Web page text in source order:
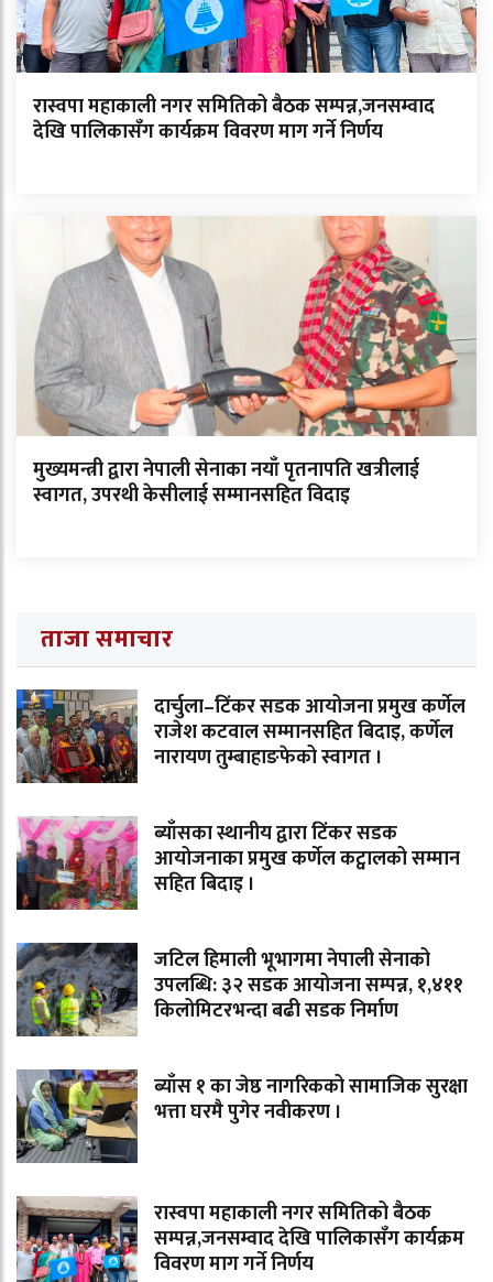
रास्वपा महाकाली नगर समितिको बैठक सम्पन्न,जनसम्वाद
देखि पालिकासँग कार्यक्रम विवरण माग गर्ने निर्णय
मुख्यमन्त्री द्वारा नेपाली सेनाका नयाँ पृतनापति खत्रीलाई
स्वागत, उपरथी केसीलाई सम्मानसहित विदाइ
ताजा समाचार
दार्चुला–टिंकर सडक आयोजना प्रमुख कर्णेल
राजेश कटवाल सम्मानसहित बिदाइ, कर्णेल
नारायण तुम्बाहाङफेको स्वागत ।
ब्याँसका स्थानीय द्वारा टिंकर सडक
आयोजनाका प्रमुख कर्णेल कट्वालको सम्मान
सहित बिदाइ ।
जटिल हिमाली भूभागमा नेपाली सेनाको
उपलब्धि: ३२ सडक आयोजना सम्पन्न, १,४११
किलोमिटरभन्दा बढी सडक निर्माण
ब्याँस १ का जेष्ठ नागरिकको सामाजिक सुरक्षा
भत्ता घरमै पुगेर नवीकरण ।
रास्वपा महाकाली नगर समितिको बैठक
सम्पन्न,जनसम्वाद देखि पालिकासँग कार्यक्रम
विवरण माग गर्ने निर्णय